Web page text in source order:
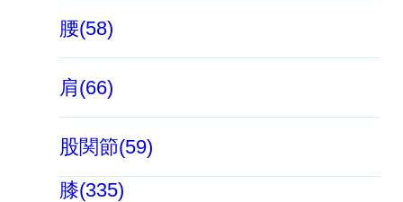
腰(58)
肩(66)
股関節(59)
膝(335)